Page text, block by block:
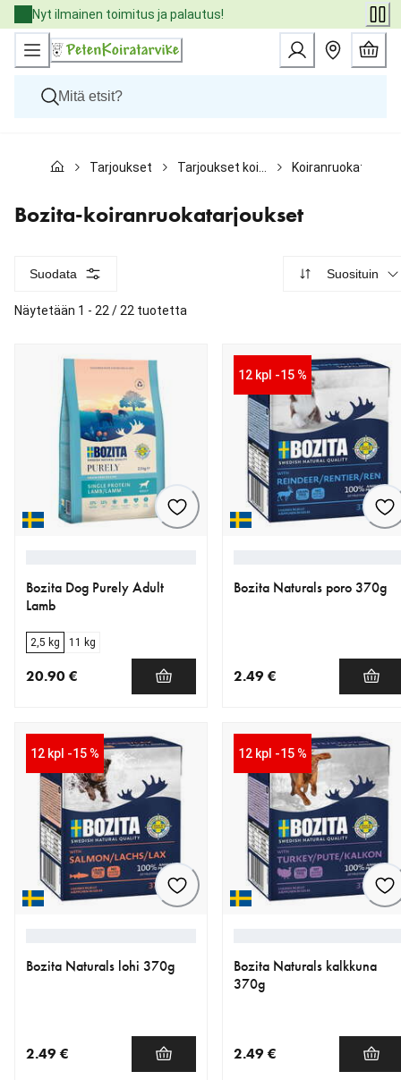
Skip
to
Content
Nyt ilmainen toimitus ja palautus!
Kissat
Eläinlääkäriruoat
Tuotemerkit
Palvelut
Tarjoukset
Bozita-koiranruokatarjoukset
Suodata Suosituin
Näytetään 1 - 22 / 22 tuotetta
Bozita Dog Purely Adult
Lamb
2,5 kg 11 kg
20.90 €
12 kpl -15 %
Bozita Naturals poro 370g
2.49 €
12 kpl -15 %
Bozita Naturals lohi 370g
2.49 €
12 kpl -15 %
Bozita Naturals kalkkuna
370g
2.49 €